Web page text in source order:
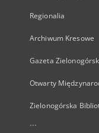
Regionalia
Archiwum Kresowe
Gazeta
Otwarty
Zielonogórska
...